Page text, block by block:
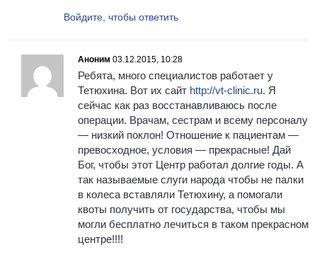
Войдите, чтобы ответить
Аноним 03.12.2015, 10:28
Ребята, много специалистов работает у
Тетюхина. Вот их сайт http://vt-clinic.ru. Я
сейчас как раз восстанавливаюсь после
операции. Врачам, сестрам и всему персоналу
— низкий поклон! Отношение к пациентам —
превосходное, условия — прекрасные! Дай
Бог, чтобы этот Центр работал долгие годы. А
так называемые слуги народа чтобы не палки
в колеса вставляли Тетюхину, а помогали
квоты получить от государства, чтобы мы
могли бесплатно лечиться в таком прекрасном
центре!!!!